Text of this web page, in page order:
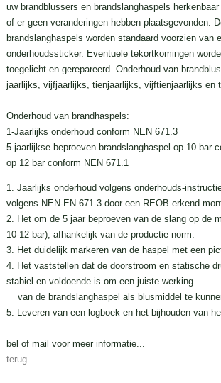
uw brandblussers en brandslanghaspels
of er geen veranderingen hebben plaatsgevonden.
brandslanghaspels worden standaard voorzien van
onderhoudssticker. Eventuele tekortkomingen
toegelicht en gerepareerd. Onderhoud van
jaarlijks, vijfjaarlijks, tienjaarlijks, vijftienjaarlijks en
Onderhoud van brandhaspels:
1-Jaarlijks onderhoud conform NEN 671.3
5-jaarlijkse beproeven brandslanghaspel op 10 bar
op 12 bar conform NEN 671.1
1. Jaarlijks onderhoud volgens onderhouds-
volgens NEN-EN 671-3 door een REOB erkend
2. Het om de 5 jaar beproeven van de slang op de
10-12 bar), afhankelijk van de productie norm.
3. Het duidelijk markeren van de haspel met een
4. Het vaststellen dat de doorstroom en statische
stabiel en voldoende is om een juiste werking
van de brandslanghaspel als blusmiddel te
5. Leveren van een logboek en het bijhouden van
bel of mail voor meer informatie...
terug